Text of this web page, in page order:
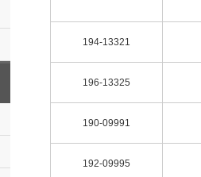
194-13321
196-13325
190-09991
192-09995